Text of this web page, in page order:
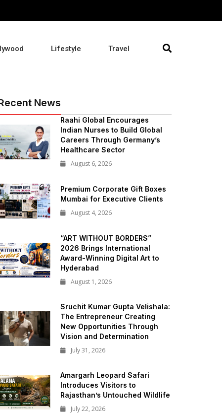
Lifestyle Travel
News
Raahi Global Encourages
Indian Nurses to Build Global
Careers Through Germany’s
Healthcare Sector
August 6, 2026
Premium Corporate Gift Boxes
Mumbai for Executive Clients
August 4, 2026
“ART WITHOUT BORDERS”
2026 Brings International
Award-Winning Digital Art to
Hyderabad
August 1, 2026
Sruchit Kumar Gupta Velishala:
The Entrepreneur Creating
New Opportunities Through
Vision and Determination
July 31, 2026
Amargarh Leopard Safari
Introduces Visitors to
Rajasthan’s Untouched Wildlife
July 22, 2026